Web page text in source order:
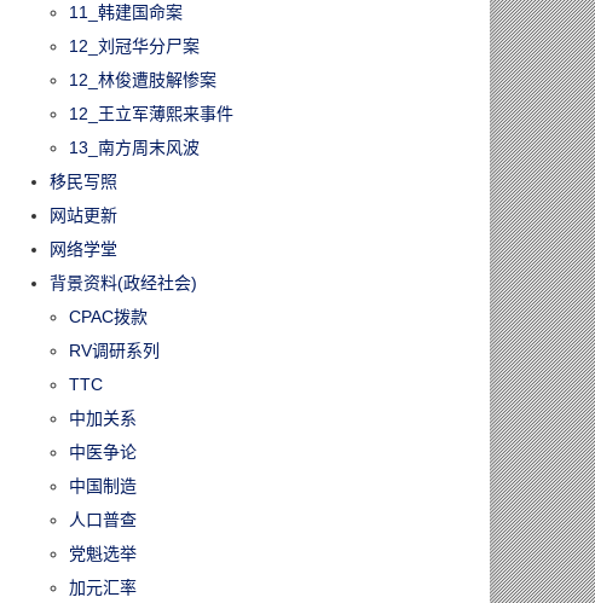
11_韩建国命案
12_刘冠华分尸案
12_林俊遭肢解惨案
12_王立军薄熙来事件
13_南方周末风波
移民写照
网站更新
网络学堂
背景资料(政经社会)
CPAC拨款
RV调研系列
TTC
中加关系
中医争论
中国制造
人口普查
党魁选举
加元汇率